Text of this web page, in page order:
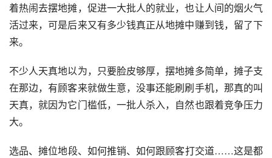
着热闹去摆地摊，促进一大批人的就业，也让人间的烟火气
活过来，可是后来又有多少钱真正从地摊中赚到钱，留了下
来。
不少人天真地以为，只要脸皮够厚，摆地摊多简单，摊子支
在那边，有顾客来就做生意，没事还能刷刷手机，那真的叫
天真，就因为它门槛低，一批人杀入，自然也跟着竞争压力
大。
选品、摊位地段、 如何推销、如何跟顾客打交道……这是都